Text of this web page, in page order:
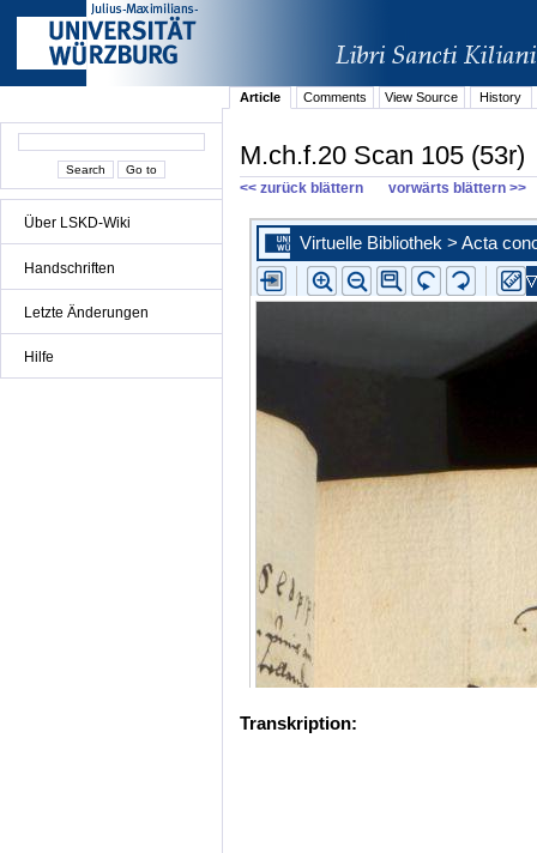
Über LSKD-Wiki
Handschriften
Letzte Änderungen
Hilfe
Article Comments View Source History
M.ch.f.20 Scan 105 (53r)
<< zurück blättern vorwärts blättern >>
Transkription: